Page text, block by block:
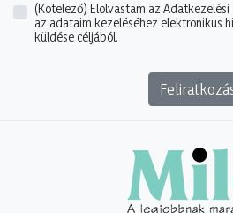
(Kötelező) Elolvastam az
az adataim kezeléséhez elektronikus
küldése céljából.